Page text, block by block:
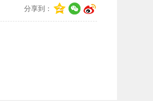
分享到：